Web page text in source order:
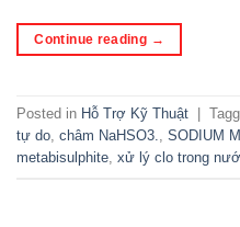
Continue reading →
Posted in Hỗ Trợ Kỹ Thuật
tự do, châm NaHSO3., SODIUM
metabisulphite, xử lý clo trong